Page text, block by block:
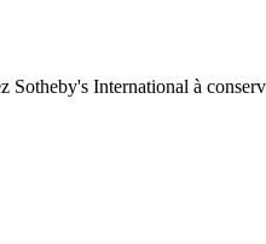
Sotheby's International à